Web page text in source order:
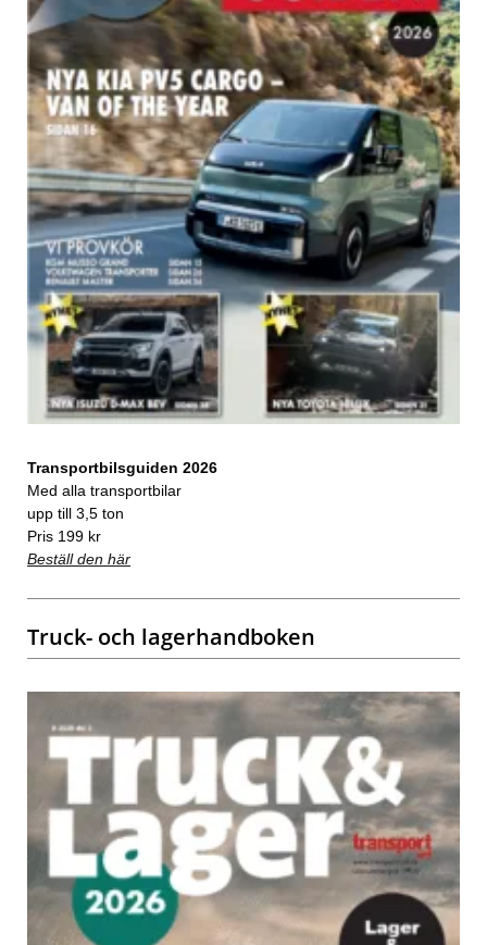
Transportbilsguiden 2026
Med alla transportbilar
upp till 3,5 ton
Pris 199 kr
Beställ den här
Truck- och lagerhandboken